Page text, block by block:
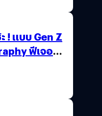
! แบบ Gen Z
ฟีเจอร์